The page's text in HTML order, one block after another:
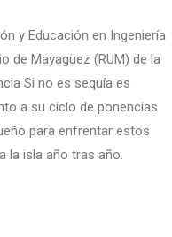
y Educación en Ingeniería
de Mayagüez (RUM) de la
Si no es sequía es
a su ciclo de ponencias
para enfrentar estos
la isla año tras año.